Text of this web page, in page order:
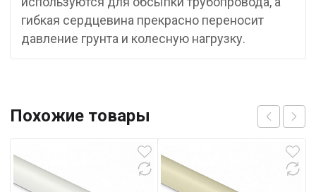
гибкая сердцевина прекрасно переносит
давление грунта и колесную нагрузку.
Похожие товары